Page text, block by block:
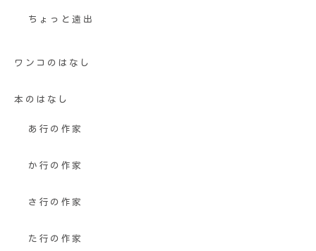
ちょっと遠出
ワンコのはなし
本のはなし
あ行の作家
か行の作家
さ行の作家
た行の作家